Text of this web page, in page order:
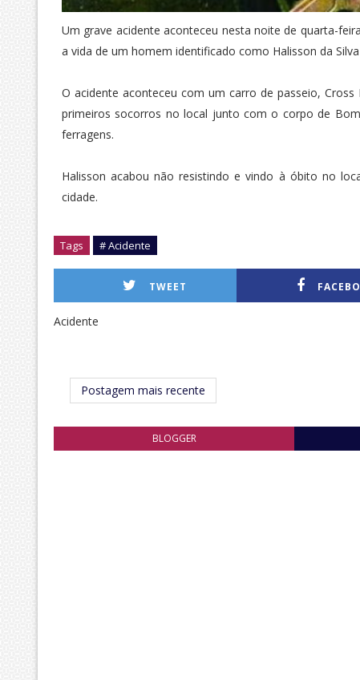
Um grave acidente aconteceu nesta noite de quarta-
a vida de um homem identificado como Halisson da
O acidente aconteceu com um carro de passeio,
primeiros socorros no local junto com o corpo de
ferragens.
Halisson acabou não resistindo e vindo à óbito no
cidade.
Tags # Acidente
TWEET
Acidente
Postagem mais recente
BLOGGER